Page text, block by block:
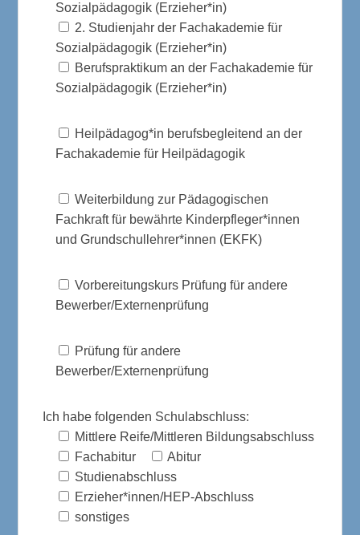
Sozialpädagogik (Erzieher*in)
2. Studienjahr der Fachakademie für
Sozialpädagogik (Erzieher*in)
Berufspraktikum an der Fachakademie für
Sozialpädagogik (Erzieher*in)
Heilpädagog*in berufsbegleitend an der
Fachakademie für Heilpädagogik
Weiterbildung zur Pädagogischen
Fachkraft für bewährte Kinderpfleger*innen
und Grundschullehrer*innen (EKFK)
Vorbereitungskurs Prüfung für andere
Bewerber/Externenprüfung
Prüfung für andere
Bewerber/Externenprüfung
Ich habe folgenden Schulabschluss:
Mittlere Reife/Mittleren Bildungsabschluss
Fachabitur
Abitur
Studienabschluss
Erzieher*innen/HEP-Abschluss
sonstiges